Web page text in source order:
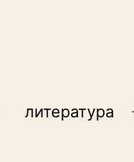
литература